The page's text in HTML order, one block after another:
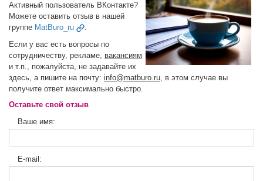
Активный пользователь ВКонтакте?
Можете оставить отзыв в нашей
группе MatBuro_ru
.
Если у вас есть вопросы по
сотрудничеству, рекламе, вакансиям
и т.п., пожалуйста, не задавайте их
здесь, а пишите на почту: info@matburo.ru, в этом случае вы
получите ответ максимально быстро.
Оставьте свой отзыв
Ваше имя:
E-mail: